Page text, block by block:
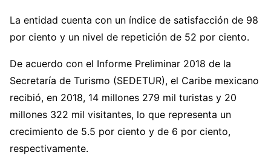
La entidad cuenta con un índice de satisfacción de 98
por ciento y un nivel de repetición de 52 por ciento.
De acuerdo con el Informe Preliminar 2018 de la
Secretaría de Turismo (SEDETUR), el Caribe mexicano
recibió, en 2018, 14 millones 279 mil turistas y 20
millones 322 mil visitantes, lo que representa un
crecimiento de 5.5 por ciento y de 6 por ciento,
respectivamente.